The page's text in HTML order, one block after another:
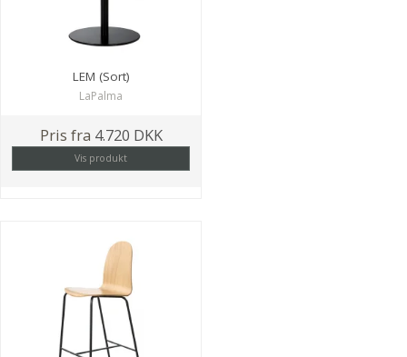
LEM (Sort)
LaPalma
Pris fra 4.720 DKK
Vis produkt